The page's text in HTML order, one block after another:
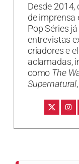
Desde
de imprensa
Pop Séries
entrevistas
criadores e
aclamadas,
como The
Supernatural,